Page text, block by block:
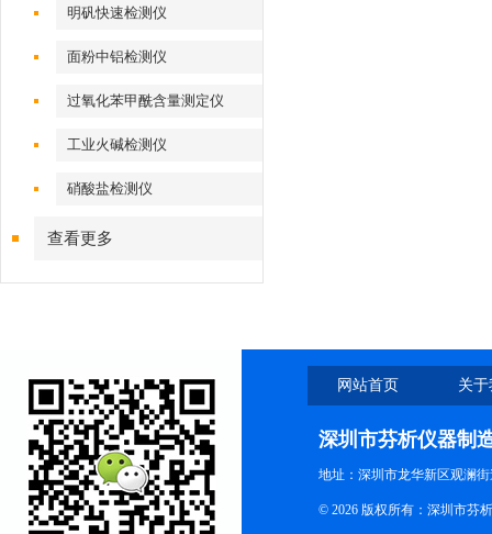
明矾快速检测仪
面粉中铝检测仪
过氧化苯甲酰含量测定仪
工业火碱检测仪
硝酸盐检测仪
查看更多
网站首页 关
深圳市芬析仪器制
地址：深圳市龙华新区观澜
© 2026 版权所有：深圳市芬